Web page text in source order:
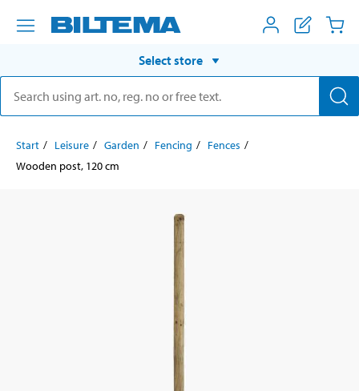
Select store
Start Leisure Garden Fencing
Fences
Wooden post, 120 cm